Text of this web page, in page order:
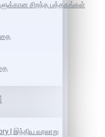
சிறந்த புத்தகங்கள்
| இந்திய வரலாறு